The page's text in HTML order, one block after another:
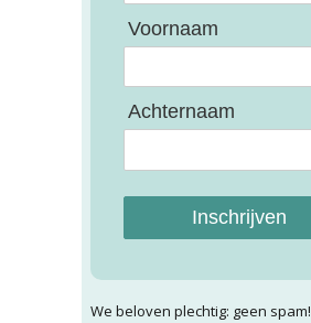
Voornaam
Achternaam
Inschrijven
We beloven plechtig: geen spam!